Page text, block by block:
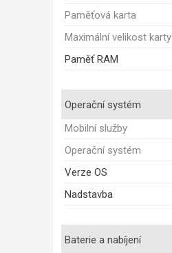
Paměťová karta
Maximální velikost karty
Paměť RAM
Operační systém
Mobilní služby
Operační systém
Verze OS
Nadstavba
Baterie a nabíjení